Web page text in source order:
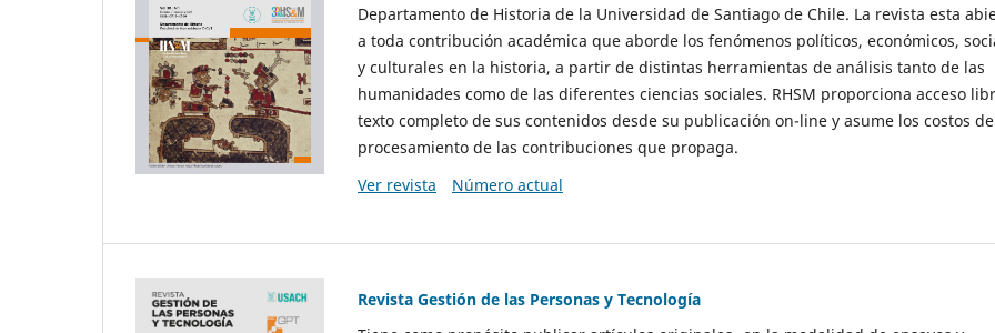
Departamento de Historia de la Universidad de Santiago de Chile. La revista esta
a toda contribución académica que aborde los fenómenos políticos, económicos,
y culturales en la historia, a partir de distintas herramientas de análisis tanto de las
humanidades como de las diferentes ciencias sociales. RHSM proporciona acceso
texto completo de sus contenidos desde su publicación on-line y asume los costos de
procesamiento de las contribuciones que propaga.
Ver revista
Número actual
Revista Gestión de las Personas y Tecnología